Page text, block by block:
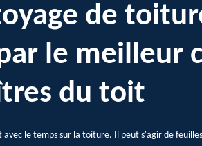
de
le meilleur
du toit
avec le temps sur la toiture. Il peut s'agir de